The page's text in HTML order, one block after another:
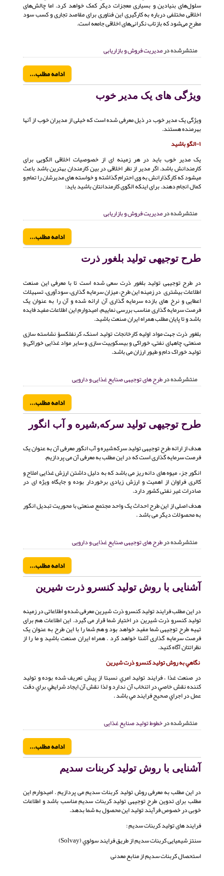
سلول‌های بنیادین و بسیاری معجزات دیگر کمک خواهد کرد. اما چالش‌های
اخلاقی مختلفی درباره به کارگیری این فناوری برای مقاصد تجاری و کسب سود
مطرح می‌شود که بازتاب نگرانی‌های اخلاقی جامعه است.
منتشرشده درمدیریت فروش و بازاریابی
ادامه مطلب...
ویژگی های یک مدیر خوب
ویژگی یک مدیر خوب در ذیل معرفی شده است که خیلی از مدیران خوب از آنها
بهرمنده هستند.
۱-الگو باشید
یک مدیر خوب باید در هر زمینه ای از خصوصیات اخلاقی الگویی برای
کارمندانش باشد. اگر مدیر از نظر اخلاقی در بین کارمندان بهترین باشد باعث
میشود که کارگذارانش به وی احترام گذاشته و خواسته های مدیرشان را تمام و
کمال انجام دهند. برای اینکه الگوی کارمندانتان باشید باید:
منتشرشده درمدیریت فروش و بازاریابی
ادامه مطلب...
طرح توجیهی تولید بلغور ذرت
در طرح توجیهی تولید بلغور ذرت سعی شده است تا با معرفی این صنعت
اطلاعات بیشتری در زمینه این طرح، میزان سرمایه گذاری، سودآوری، تسهیلات
اعطایی و نرخ های بازده سرمایه گذاری آن ارائه شده و آن را به عنوان یک
فرصت سرمایه گذاری مناسب بررسی نماییم، امیدوارم این اطلاعات مفید فایده
باشد و تا پایان مطلب همراه ایران صنعت باشید.
بلغور ذرت جهت مواد اولیه کارخانجات تولید اسنک، کرنفلکسؤ نشاسته سازی
صنعتی، چاههای نفتی، خوراکی و بیسکوییت سازی و سایر مواد غذایی خوراکی و
تولید خوراک دام و طیور ارزان می باشد.
منتشرشده درطرح های توجیهی صنایع غذایی و دارویی
ادامه مطلب...
طرح توجیهی تولید سرکه,شیره و آب انگور
هدف از ارائه طرح توجیهی تولید سرکه,شیره و آب انگور معرفی آن به عنوان یک
فرصت سرمایه گذاری است که در این مطلب به معرفی آن می پردازیم.
انگور جزء میوه های دانه ریز می باشد که به دلیل داشتن ارزش غذایی املاح و
کالری فراوان از اهمیت و ارزش زیادی برخوردار بوده و جایگاه ویژه ای در
صادرات غیر نفتی کشور دارد.
هدف اصلی از این طرح احداث یک واحد مجتمع صنعتی با محوریت تبدیل انگور
به محصولات دیگر می باشد .
منتشرشده درطرح های توجیهی صنایع غذایی و دارویی
ادامه مطلب...
آشنایی با روش تولید كنسرو ذرت شيرين
در این مطلب فرایند تولید كنسرو ذرت شيرين معرفی شده و اطلاعاتی در زمینه
تولید كنسرو ذرت شيرين در اختیار شما قرار می گیرد. این اطلاعات هم برای
تهیه طرح توجیهی شما مفید خواهد بود و هم شما را با این طرح به عنوان یک
فرصت سرمایه گذاری آشنا خواهد کرد . همراه ایران صنعت باشید و ما را از
نظراتتان آگاه کنید.
نگاهي به روش توليد كنسرو ذرت شيرين
در صنعت غذا ، فرايند توليد امري نسبتا از پيش تعريف شده بوده و توليد
كننده نقش خاصي در اتنخاب آن ندارد و لذا نقش آن ايجاد شرايطي براي دقت
عمل در اجراي صحيح فرايند مي باشد .
منتشرشده درخطوط تولید صنایع غذایی
ادامه مطلب...
آشنایی با روش تولید کربنات سدیم
در این مطلب به معرفی روش تولید کربنات سدیم می پردازیم . امیدوارم این
مطلب برای تدوین طرح توجیهی تولید کربنات سدیم مناسب باشد و اطلاعات
خوبی در خصوص فرآیند تولید این محصول به شما بدهد.
فرایند های تولید کربنات سدیم :
سنتز شیمیایی کربنات سدیم از طریق فرایند سولوِي (Solvay)
استحصال کربنات سدیم از منابع معدنی